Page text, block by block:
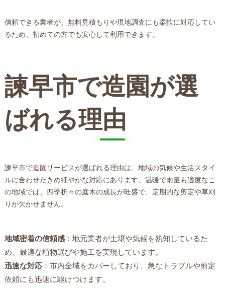
信頼できる業者が、無料見積もりや現地調査にも柔軟に対応してい
るため、初めての方でも安心して利用できます。
諫早市で造園が選
ばれる理由
諫早市で造園サービスが選ばれる理由は、地域の気候や生活スタイ
ルに合わせたきめ細やかな対応にあります。温暖で雨量も適度なこ
の地域では、四季折々の庭木の成長が旺盛で、定期的な剪定や草刈
りが欠かせません。
地域密着の信頼感：地元業者が土壌や気候を熟知しているた
め、最適な植物選びや施工を実現しています。
迅速な対応：市内全域をカバーしており、急なトラブルや剪定
依頼にも迅速に駆けつけます。